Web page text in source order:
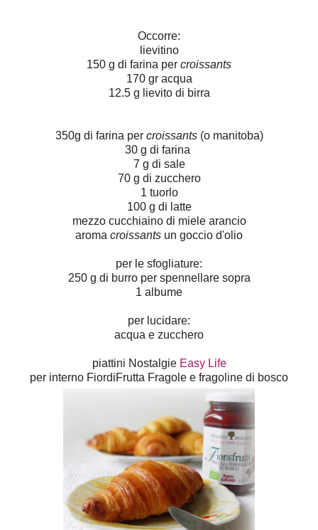
Occorre:
lievitino
150 g di farina per croissants
170 gr acqua
12.5 g lievito di birra
350g di farina per croissants(o manitoba)
30 g di farina
7 g di sale
70 g di zucchero
1 tuorlo
100 g di latte
mezzo cucchiaino di miele arancio
aroma croissants un goccio d'olio
per le sfogliature:
250 g di burro per spennellare sopra
1 albume
per lucidare:
acqua e zucchero
piattini Nostalgie Easy Life
per interno FiordiFrutta Fragole e fragoline di bosco